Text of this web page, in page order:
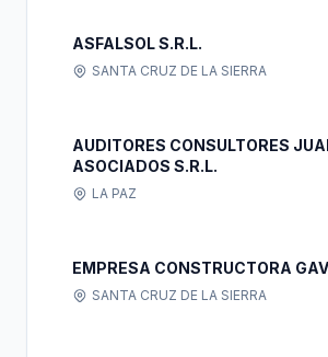
ASFALSOL S.R.L.
SANTA CRUZ DE LA SIERRA
AUDITORES CONSULTORES
ASOCIADOS S.R.L.
LA PAZ
EMPRESA CONSTRUCTORA
SANTA CRUZ DE LA SIERRA